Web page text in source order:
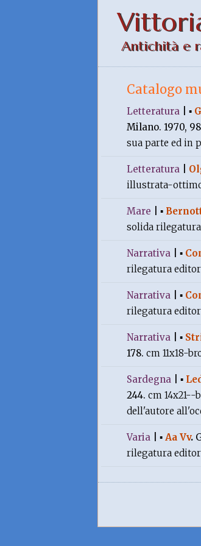
Antichità e
Catalogo
Letteratura
▪
Milano. 1970,
sua parte ed in
Letteratura
illustrata-
Mare ▪
solida
Narrativa ▪
rilegatura
Narrativa ▪
rilegatura
Narrativa ▪
178. cm 11x18-
Sardegna ▪
244. cm
dell'autore
Varia ▪ Aa Vv.
rilegatura